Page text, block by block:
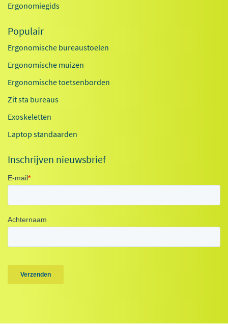
Ergonomiegids
Populair
Ergonomische bureaustoelen
Ergonomische muizen
Ergonomische toetsenborden
Zit sta bureaus
Exoskeletten
Laptop standaarden
Inschrijven nieuwsbrief